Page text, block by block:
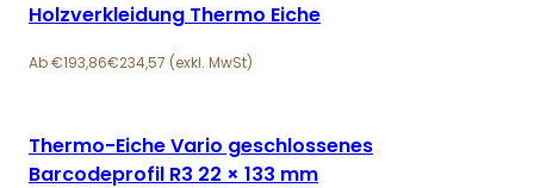
Holzverkleidung Thermo Eiche
€193,86€234,57
Thermo-Eiche Vario geschlossenes
Barcodeprofil R3 22 × 133 mm